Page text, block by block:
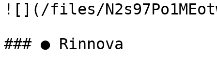
![](/files/
### ● Rinnova